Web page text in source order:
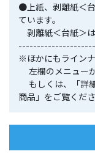
●上紙、剥離紙＜
ています。
剥離紙＜台紙＞
※ほかにもラインナ
左欄のメニュー
もしくは、「詳
商品」をご覧くださ